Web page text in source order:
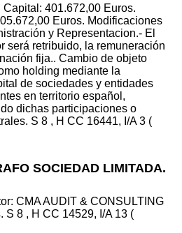
401.672,00 Euros.
Euros. Modificaciones
y Representacion.- El
será retribuido, la remuneración
fija.. Cambio de objeto
holding mediante la
de sociedades y entidades
en territorio español,
dichas participaciones o
S 8 , H CC 16441, I/A 3 (
SOCIEDAD LIMITADA.
CMA AUDIT & CONSULTING
S 8 , H CC 14529, I/A 13 (